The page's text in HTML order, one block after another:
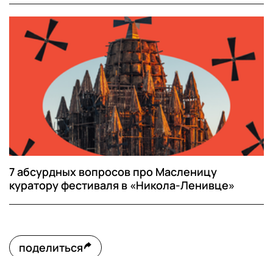
7 абсурдных вопросов про Масленицу
куратору фестиваля в «Никола-Ленивце»
поделиться